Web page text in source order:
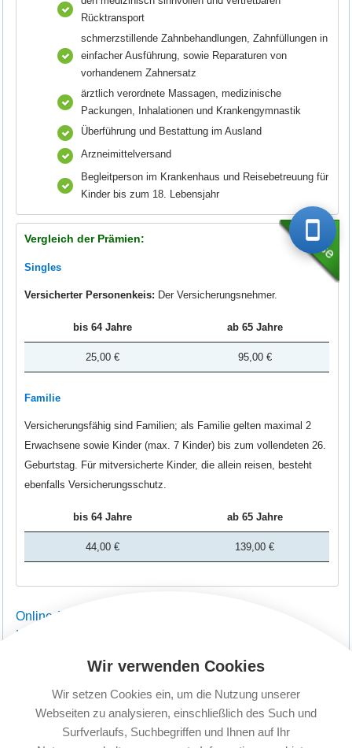
Rücktransport
schmerzstillende Zahnbehandlungen, Zahnfüllungen in
einfacher Ausführung, sowie Reparaturen von
vorhandenem Zahnersatz
ärztlich verordnete Massagen, medizinische
Packungen, Inhalationen und Krankengymnastik
Überführung und Bestattung im Ausland
Arzneimittelversand
Begleitperson im Krankenhaus und Reisebetreuung für
Kinder bis zum 18. Lebensjahr
Vergleich der Prämien:
Singles
Versicherter Personenkeis: Der Versicherungsnehmer.
bis 64 Jahre ab 65 Jahre
25,00 € 95,00 €
Familie
Versicherungsfähig sind Familien; als Familie gelten maximal 2
Erwachsene sowie Kinder (max. 7 Kinder) bis zum vollendeten 26.
Geburtstag. Für mitversicherte Kinder, die allein reisen, besteht
ebenfalls Versicherungsschutz.
bis 64 Jahre ab 65 Jahre
44,00 € 139,00 €
Online Abschluss - Reisekrankenversicherung
HanseMerkur
Wir verwenden Cookies
Wir setzen Cookies ein, um die Nutzung unserer
Webseiten zu analysieren, einschließlich des Such und
Surfverlaufs, Suchbegriffen und Ihnen auf Ihr